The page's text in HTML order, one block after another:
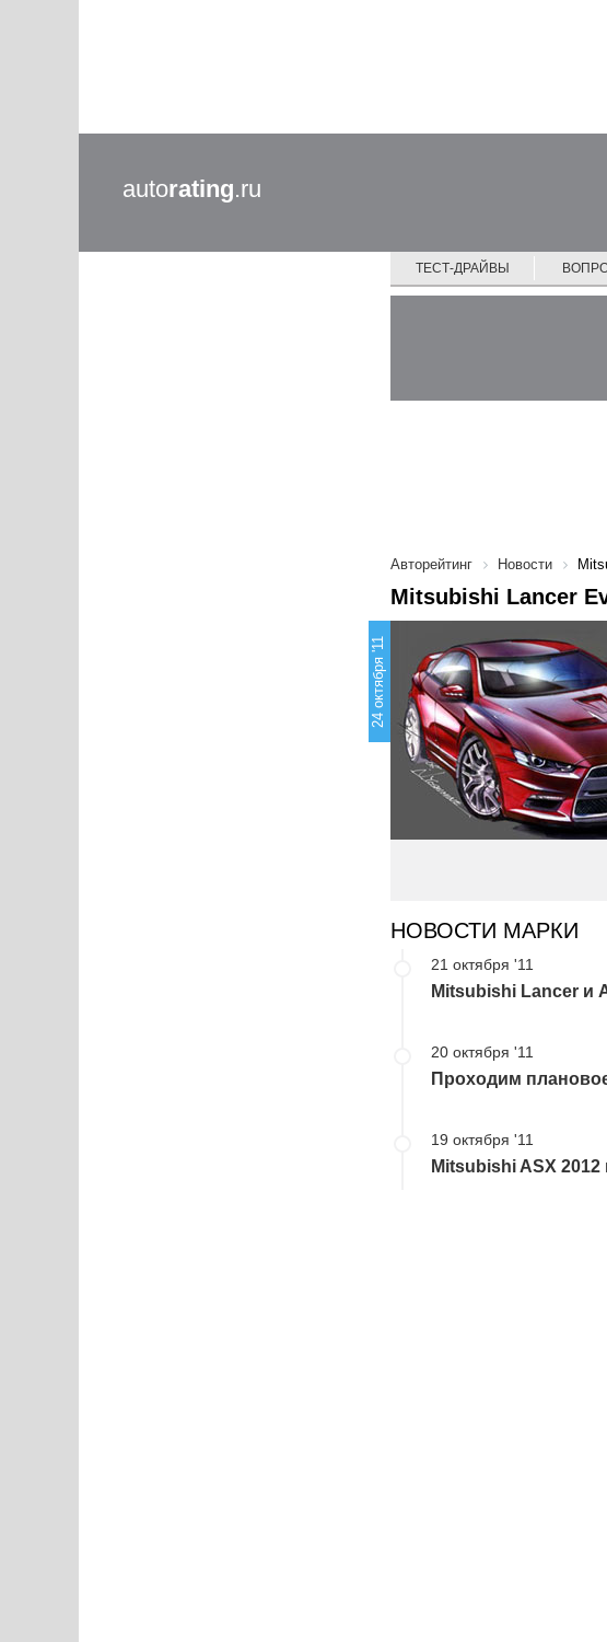
autorating.ru
ТЕСТ-ДРАЙВЫ
Авторейтинг Новости
Mitsubishi Lancer
24 октября '11
НОВОСТИ МАРКИ
21 октября '11
Mitsubishi Lancer и
20 октября '11
Проходим
19 октября '11
Mitsubishi ASX